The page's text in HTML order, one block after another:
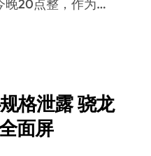
晚20点整，作为…
格泄露 骁龙
面屏